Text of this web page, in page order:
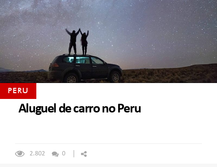
PERU
Aluguel de carro no Peru
2.802 0